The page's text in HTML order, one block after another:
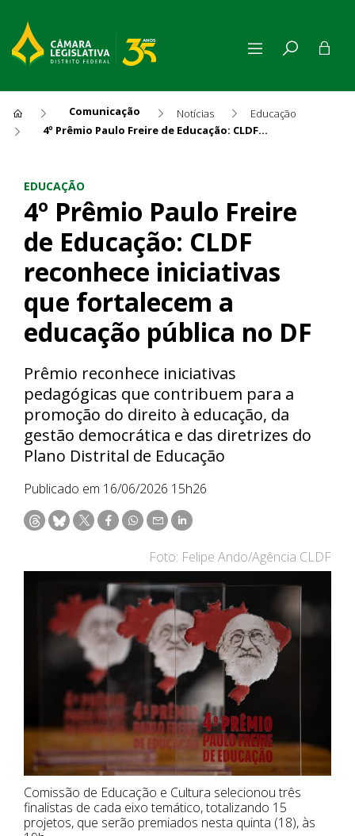
Comunicação Notícias
Educação
4º Prêmio Paulo Freire de Educação: CLDF reconhece iniciativas que fortalecem a educação pública no DF
EDUCAÇÃO
4º Prêmio Paulo Freire
de Educação: CLDF
reconhece iniciativas
que fortalecem a
educação pública no DF
Prêmio reconhece iniciativas
pedagógicas que contribuem para a
promoção do direito à educação, da
gestão democrática e das diretrizes do
Plano Distrital de Educação
Publicado em 16/06/2026 15h26
Foto: Felipe Ando/Agência CLDF
Comissão de Educação e Cultura selecionou três
finalistas de cada eixo temático, totalizando 15
projetos, que serão premiados nesta quinta (18), às